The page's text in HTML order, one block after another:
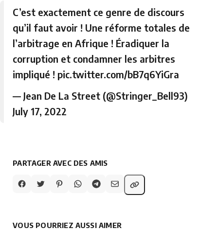
C’est exactement ce genre de discours
qu’il faut avoir ! Une réforme totales de
l’arbitrage en Afrique ! Éradiquer la
corruption et condamner les arbitres
impliqué ! pic.twitter.com/bB7q6YiGra
— Jean De La Street (@Stringer_Bell93)
July 17, 2022
PARTAGER AVEC DES AMIS
VOUS POURRIEZ AUSSI AIMER